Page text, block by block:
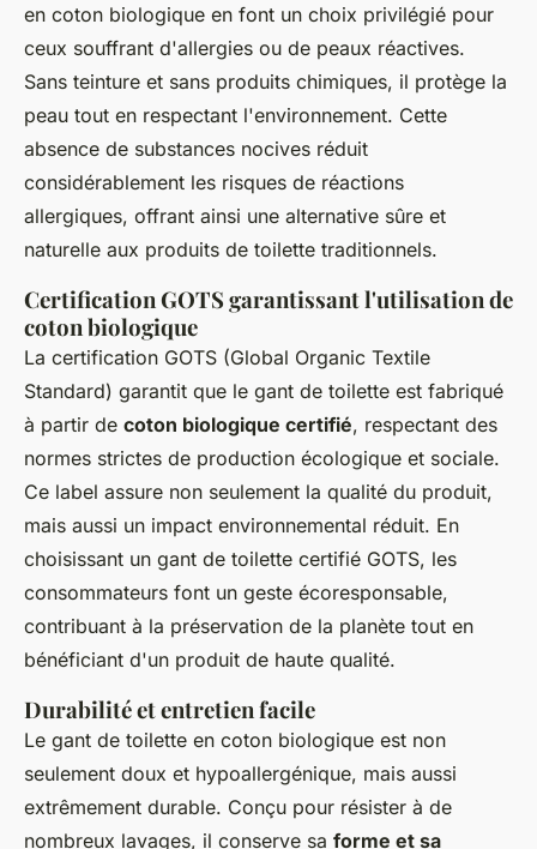
en coton biologique en font un choix privilégié pour
ceux souffrant d'allergies ou de peaux réactives.
Sans teinture et sans produits chimiques, il protège la
peau tout en respectant l'environnement. Cette
absence de substances nocives réduit
considérablement les risques de réactions
allergiques, offrant ainsi une alternative sûre et
naturelle aux produits de toilette traditionnels.
Certification GOTS garantissant l'utilisation de
coton biologique
La certification GOTS (Global Organic Textile
Standard) garantit que le gant de toilette est fabriqué
à partir de coton biologique certifié, respectant des
normes strictes de production écologique et sociale.
Ce label assure non seulement la qualité du produit,
mais aussi un impact environnemental réduit. En
choisissant un gant de toilette certifié GOTS, les
consommateurs font un geste écoresponsable,
contribuant à la préservation de la planète tout en
bénéficiant d'un produit de haute qualité.
Durabilité et entretien facile
Le gant de toilette en coton biologique est non
seulement doux et hypoallergénique, mais aussi
extrêmement durable. Conçu pour résister à de
nombreux lavages, il conserve sa forme et sa